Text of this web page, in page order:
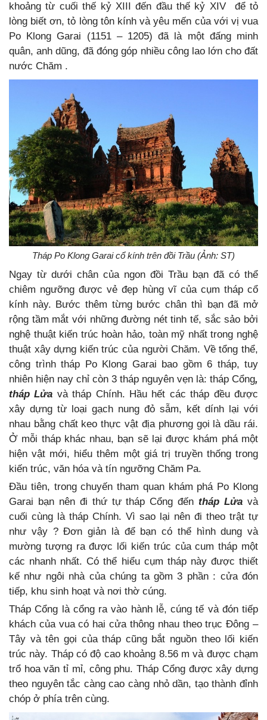
khoảng từ cuối thế kỷ XIII đến đầu thế kỷ XIV để tỏ
lòng biết ơn, tỏ lòng tôn kính và yêu mến của với vị vua
Po Klong Garai (1151 – 1205) đã là một đấng minh
quân, anh dũng, đã đóng góp nhiều công lao lớn cho đất
nước Chăm .
Tháp Po Klong Garai cổ kính trên đồi Trầu (Ảnh: ST)
Ngay từ dưới chân của ngon đồi Trầu bạn đã có thể
chiêm ngưỡng được vẻ đẹp hùng vĩ của cụm tháp cổ
kính này. Bước thêm từng bước chân thì bạn đã mở
rộng tầm mắt với những đường nét tinh tế, sắc sảo bởi
nghệ thuật kiến trúc hoàn hảo, toàn mỹ nhất trong nghệ
thuật xây dựng kiến trúc của người Chăm. Về tổng thể,
công trình tháp Po Klong Garai bao gồm 6 tháp, tuy
nhiên hiện nay chỉ còn 3 tháp nguyên vẹn là: tháp Cổng,
tháp Lửa và tháp Chính. Hầu hết các tháp đều được
xây dựng từ loại gạch nung đỏ sẫm, kết dính lại với
nhau bằng chất keo thực vật địa phương gọi là dầu rái.
Ở mỗi tháp khác nhau, bạn sẽ lại được khám phá một
hiện vật mới, hiểu thêm một giá trị truyền thống trong
kiến trúc, văn hóa và tín ngưỡng Chăm Pa.
Đầu tiên, trong chuyến tham quan khám phá Po Klong
Garai bạn nên đi thứ tự tháp Cổng đếntháp Lửa và
cuối cùng là tháp Chính. Vì sao lại nên đi theo trật tự
như vậy ? Đơn giản là để bạn có thể hình dung và
mường tượng ra được lối kiến trúc của cum tháp một
các nhanh nhất. Có thể hiểu cụm tháp này được thiết
kế như ngôi nhà của chúng ta gồm 3 phần : cửa đón
tiếp, khu sinh hoạt và nơi thờ cúng.
Tháp Cổng là cổng ra vào hành lễ, cúng tế và đón tiếp
khách của vua có hai cửa thông nhau theo trục Đông –
Tây và tên gọi của tháp cũng bắt nguồn theo lối kiến
trúc này. Tháp có độ cao khoảng 8.56 m và được chạm
trổ hoa văn tỉ mỉ, công phu. Tháp Cổng được xây dựng
theo nguyên tắc càng cao càng nhỏ dần, tạo thành đỉnh
chóp ở phía trên cùng.